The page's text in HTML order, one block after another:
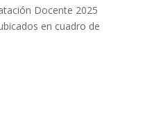
Docente 2025
en cuadro de